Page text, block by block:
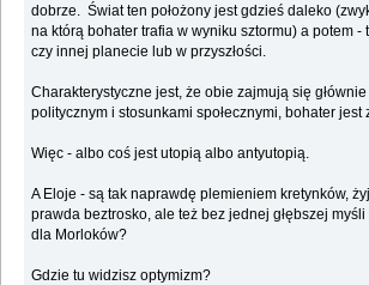
dobrze. Świat ten położony jest gdzieś daleko
na którą bohater trafia w wyniku sztormu) a potem -
czy innej planecie lub w przyszłości.
Charakterystyczne jest, że obie zajmują się
politycznym i stosunkami społecznymi, bohater jest
Więc - albo coś jest utopią albo antyutopią.
A Eloje - są tak naprawdę plemieniem kretynków,
prawda beztrosko, ale też bez jednej głębszej myśli
dla Morloków?
Gdzie tu widzisz optymizm?